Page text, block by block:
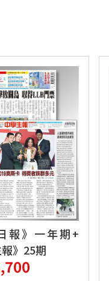
報》一年期+
報》25期